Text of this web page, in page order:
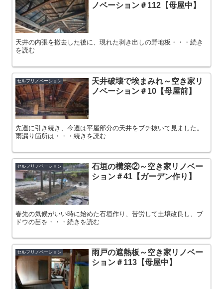
ノベーション＃112【母屋中】
天井の内張を撤去した後に、現れた剥き出しの野地板・・・続き
を読む
セルフリノベーション
天井破壊で埃まみれ～空き家リ
ノベーション＃10【母屋前】
先週に引き続き、今週は平屋部分の天井をブチ抜いて見ました。
雨漏り箇所は・・・続きを読む
セルフリノベーション
石垣の構築②～空き家リノベー
ション＃41【ガーデン作り】
春先の気候がいい時に始めた石垣作り、苦労して土壌改良し、ブ
ドウの苗を・・・続きを読む
セルフリノベーション
雨戸の遮熱板～空き家リノベー
ション＃113【母屋中】